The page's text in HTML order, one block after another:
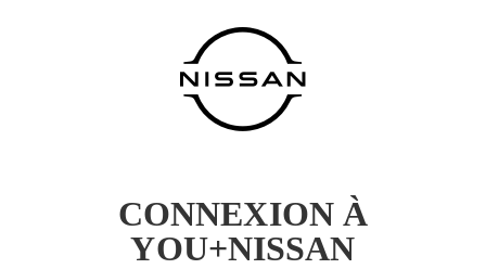
CONNEXION À
YOU+NISSAN